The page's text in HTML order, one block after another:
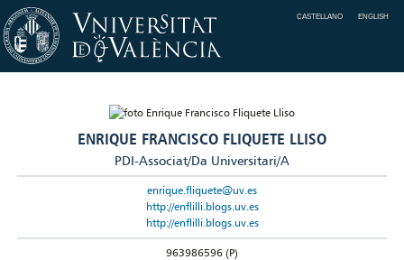
CASTELLANO ENGLISH
ENRIQUE FRANCISCO FLIQUETE LLISO
PDI-Associat/Da Universitari/A
enrique.fliquete@uv.es
http://enflilli.blogs.uv.es
http://enflilli.blogs.uv.es
963986596 (P)